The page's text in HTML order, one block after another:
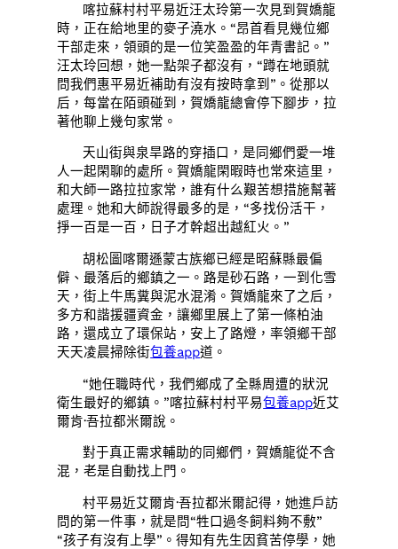
喀拉蘇村村平易近汪太玲第一次見到賀嬌龍
時，正在給地里的麥子澆水。“昂首看見幾位鄉
干部走來，領頭的是一位笑盈盈的年青書記。”
汪太玲回想，她一點架子都沒有，“蹲在地頭就
問我們惠平易近補助有沒有按時拿到”。從那以
后，每當在陌頭碰到，賀嬌龍總會停下腳步，拉
著他聊上幾句家常。
天山街與泉旱路的穿插口，是同鄉們愛一堆
人一起閑聊的處所。賀嬌龍閑暇時也常來這里，
和大師一路拉拉家常，誰有什么艱苦想措施幫著
處理。她和大師說得最多的是，“多找份活干，
掙一百是一百，日子才幹超出越紅火。”
胡松圖喀爾遜蒙古族鄉已經是昭蘇縣最偏
僻、最落后的鄉鎮之一。路是砂石路，一到化雪
天，街上牛馬糞與泥水混淆。賀嬌龍來了之后，
多方和諧援疆資金，讓鄉里展上了第一條柏油
路，還成立了環保站，安上了路燈，率領鄉干部
天天凌晨掃除街包養app道。
“她任職時代，我們鄉成了全縣周遭的狀況
衛生最好的鄉鎮。”喀拉蘇村村平易包養app近艾
爾肯·吾拉都米爾說。
對于真正需求輔助的同鄉們，賀嬌龍從不含
混，老是自動找上門。
村平易近艾爾肯·吾拉都米爾記得，她進戶訪
問的第一件事，就是問“牲口過冬飼料夠不敷”
“孩子有沒有上學”。得知有先生因貧苦停學，她